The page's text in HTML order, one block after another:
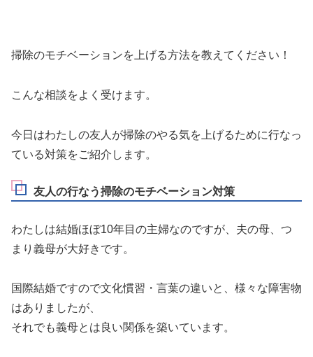
掃除のモチベーションを上げる方法を教えてください！
こんな相談をよく受けます。
今日はわたしの友人が掃除のやる気を上げるために行なっ
ている対策をご紹介します。
友人の行なう掃除のモチベーション対策
わたしは結婚ほぼ10年目の主婦なのですが、夫の母、つ
まり義母が大好きです。
国際結婚ですので文化慣習・言葉の違いと、様々な障害物
はありましたが、
それでも義母とは良い関係を築いています。